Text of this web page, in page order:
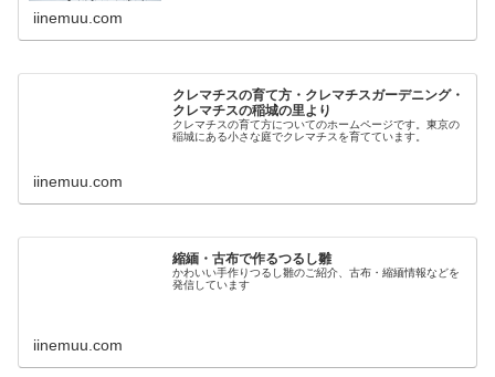
iinemuu.com
クレマチスの育て方・クレマチスガーデニング・
クレマチスの稲城の里より
クレマチスの育て方についてのホームページです。東京の
稲城にある小さな庭でクレマチスを育てています。
iinemuu.com
縮緬・古布で作るつるし雛
かわいい手作りつるし雛のご紹介、古布・縮緬情報などを
発信しています
iinemuu.com